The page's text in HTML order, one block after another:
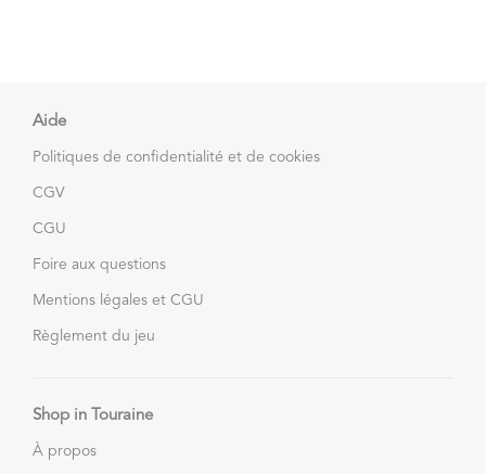
Aide
Politiques de confidentialité et de cookies
CGV
CGU
Foire aux questions
Mentions légales et CGU
Règlement du jeu
Shop in Touraine
À propos